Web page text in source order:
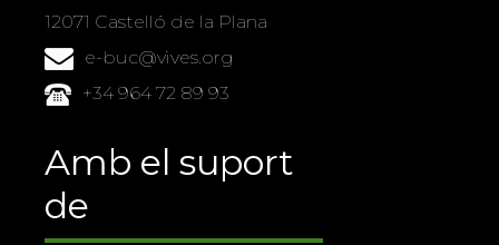
12071 Castelló de la Plana
e-buc@vives.org
+34 964 72 89 93
Amb el suport
de